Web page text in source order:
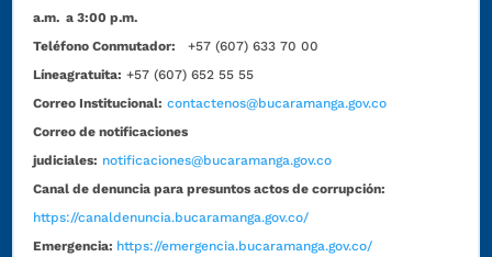
a.m. a 3:00 p.m.
Teléfono Conmutador:
+57 (607) 633 70 00
Líneagratuita: +57 (607) 652 55 55
Correo Institucional: contactenos@bucaramanga.gov.co
Correo de notificaciones
judiciales: notificaciones@bucaramanga.gov.co
Canal de denuncia para presuntos actos de corrupción:
https://canaldenuncia.bucaramanga.gov.co/
Emergencia: https://emergencia.bucaramanga.gov.co/